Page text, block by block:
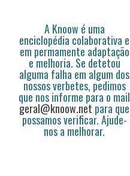
A Knoow é uma
enciclopédia colaborativa e
em permamente adaptação
e melhoria. Se detetou
alguma falha em algum dos
nossos verbetes, pedimos
que nos informe para o mail
geral@knoow.net para que
possamos verificar. Ajude-
nos a melhorar.